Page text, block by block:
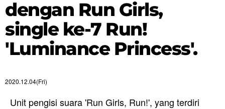
dengan Run Girls,
single ke-7 Run!
'Luminance Princess'.
2020.12.04(Fri)
Unit pengisi suara 'Run Girls, Run!', yang terdiri